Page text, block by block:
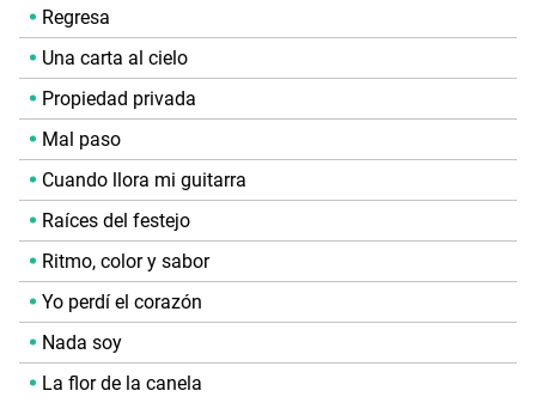
Regresa
Una carta al cielo
Propiedad privada
Mal paso
Cuando llora mi guitarra
Raíces del festejo
Ritmo, color y sabor
Yo perdí el corazón
Nada soy
La flor de la canela